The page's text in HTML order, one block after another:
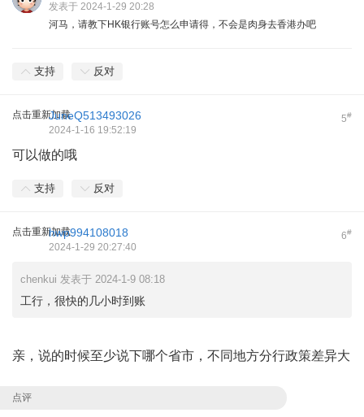
发表于 2024-1-29 20:28
河马，请教下HK银行账号怎么申请得，不会是肉身去香港办吧
支持 反对
点击重新加载 5#
JuneQ513493026
2024-1-16 19:52:19
可以做的哦
支持 反对
点击重新加载 6#
hwp994108018
2024-1-29 20:27:40
chenkui 发表于 2024-1-9 08:18
工行，很快的几小时到账
亲，说的时候至少说下哪个省市，不同地方分行政策差异大
点评